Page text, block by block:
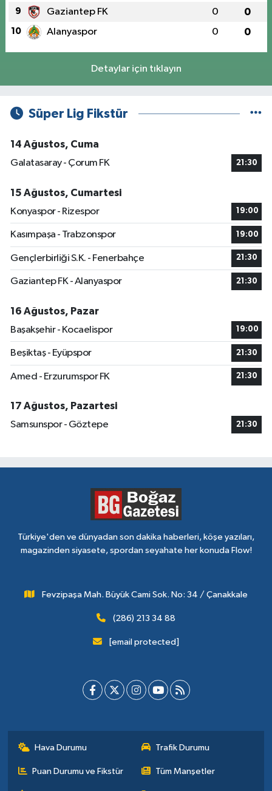
9 Gaziantep FK 0 0
10 Alanyaspor 0 0
Detaylar için tıklayın
Süper Lig Fikstür
14 Ağustos, Cuma
Galatasaray - Çorum FK
21:30
15 Ağustos, Cumartesi
Konyaspor - Rizespor
19:00
Kasımpaşa - Trabzonspor 19:00
Gençlerbirliği S.K. - Fenerbahçe 21:30
Gaziantep FK - Alanyaspor 21:30
16 Ağustos, Pazar
Başakşehir - Kocaelispor
19:00
Beşiktaş - Eyüpspor 21:30
Amed - Erzurumspor FK 21:30
17 Ağustos, Pazartesi
Samsunspor - Göztepe
21:30
Türkiye'den ve dünyadan son dakika haberleri, köşe yazıları,
magazinden siyasete, spordan seyahate her konuda Flow!
Fevzipaşa Mah. Büyük Cami Sok. No: 34 / Çanakkale
(286) 213 34 88
[email protected]
Hava Durumu Trafik Durumu
Puan Durumu ve Fikstür Tüm Manşetler